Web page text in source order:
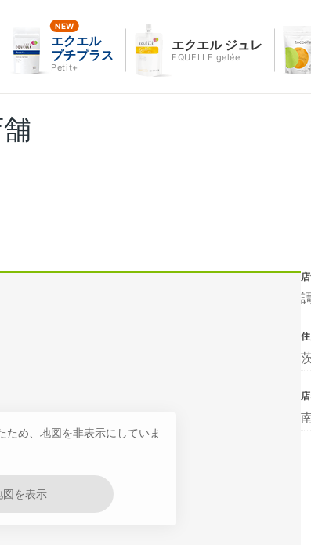
エクエル
プチプラス
Petit+
エクエル ジュレ
EQUELLE gelée
ため、地図を非表示にしていま
図を表示